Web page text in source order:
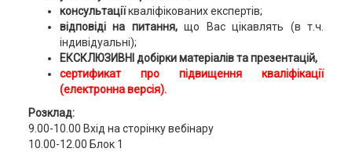
консультаціїкваліфікованих експертів;
відповіді на питання,що Вас цікавлять (в т.ч.
індивідуальні);
ЕКСКЛЮЗИВНІ добірки матеріалів та презентацій,
сертификат про підвищення кваліфікації
(електронна версія).
Розклад:
9.00-10.00 Вхід на сторінку вебінару
10.00-12.00 Блок 1